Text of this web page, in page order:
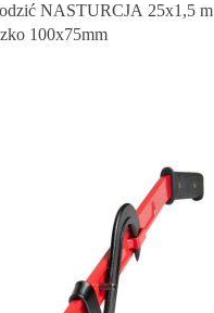
NASTURCJA 25x1,5 m
100x75mm